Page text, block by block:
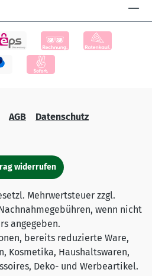
AGB Datenschutz
widerrufen
Mehrwertsteuer zzgl.
wenn nicht
angegeben.
bereits reduzierte Ware,
Kosmetika, Haushaltswaren,
Deko- und Werbeartikel.